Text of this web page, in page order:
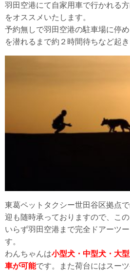
羽田空港にて自家用車で行かれる
をオススメいたします。
予約無しで羽田空港の駐車場に停
を潜れるまで約２時間待ちなど起
東葛ペットタクシー世田谷区拠点
迎も随時承っておりますので、こ
いらず羽田空港まで完全ドアーツ
す。
わんちゃんは小型犬・中型犬・大
車が可能です。また荷台にはスー